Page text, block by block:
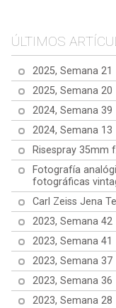
ÚLTIMOS
2025, Semana 21
2025, Semana 20
2024, Semana 39
2024, Semana 13
Risespray 35mm
Fotografía
fotográficas
Carl Zeiss Jena
2023, Semana 42
2023, Semana 41
2023, Semana 37
2023, Semana 36
2023, Semana 28